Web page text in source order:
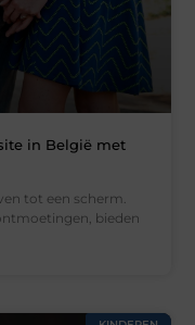
in België met
tot een scherm.
bieden